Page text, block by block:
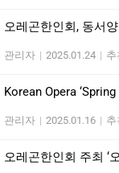
오레곤한인회, 동서양
관리자 | 2025.01.24 | 추
Korean Opera
관리자 | 2025.01.16 | 추
오레곤한인회 주최 ‘